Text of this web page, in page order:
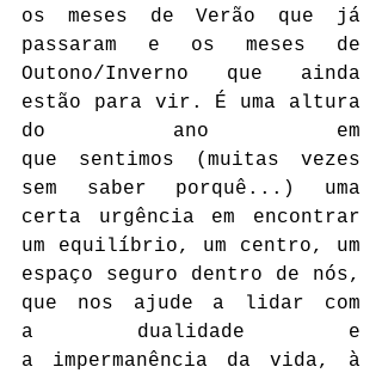
os meses de Verão que já
passaram e os meses de
Outono/Inverno que ainda
estão para vir. É uma altura
do ano em
que sentimos (muitas vezes
sem saber porquê...) uma
certa urgência em encontrar
um equilíbrio, um centro, um
espaço seguro dentro de nós,
que nos ajude a lidar com
a dualidade e
a impermanência da vida, à